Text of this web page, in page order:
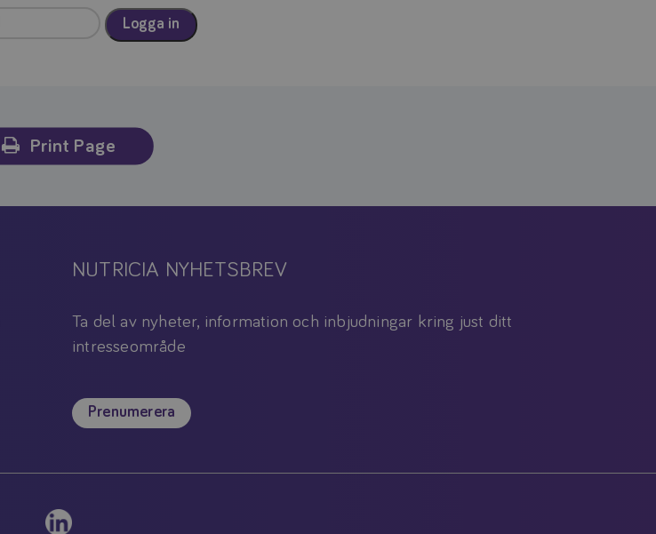
Logga in
Print Page
NUTRICIA NYHETSBREV
Ta del av nyheter, information och inbjudningar kring just ditt
intresseområde
Prenumerera